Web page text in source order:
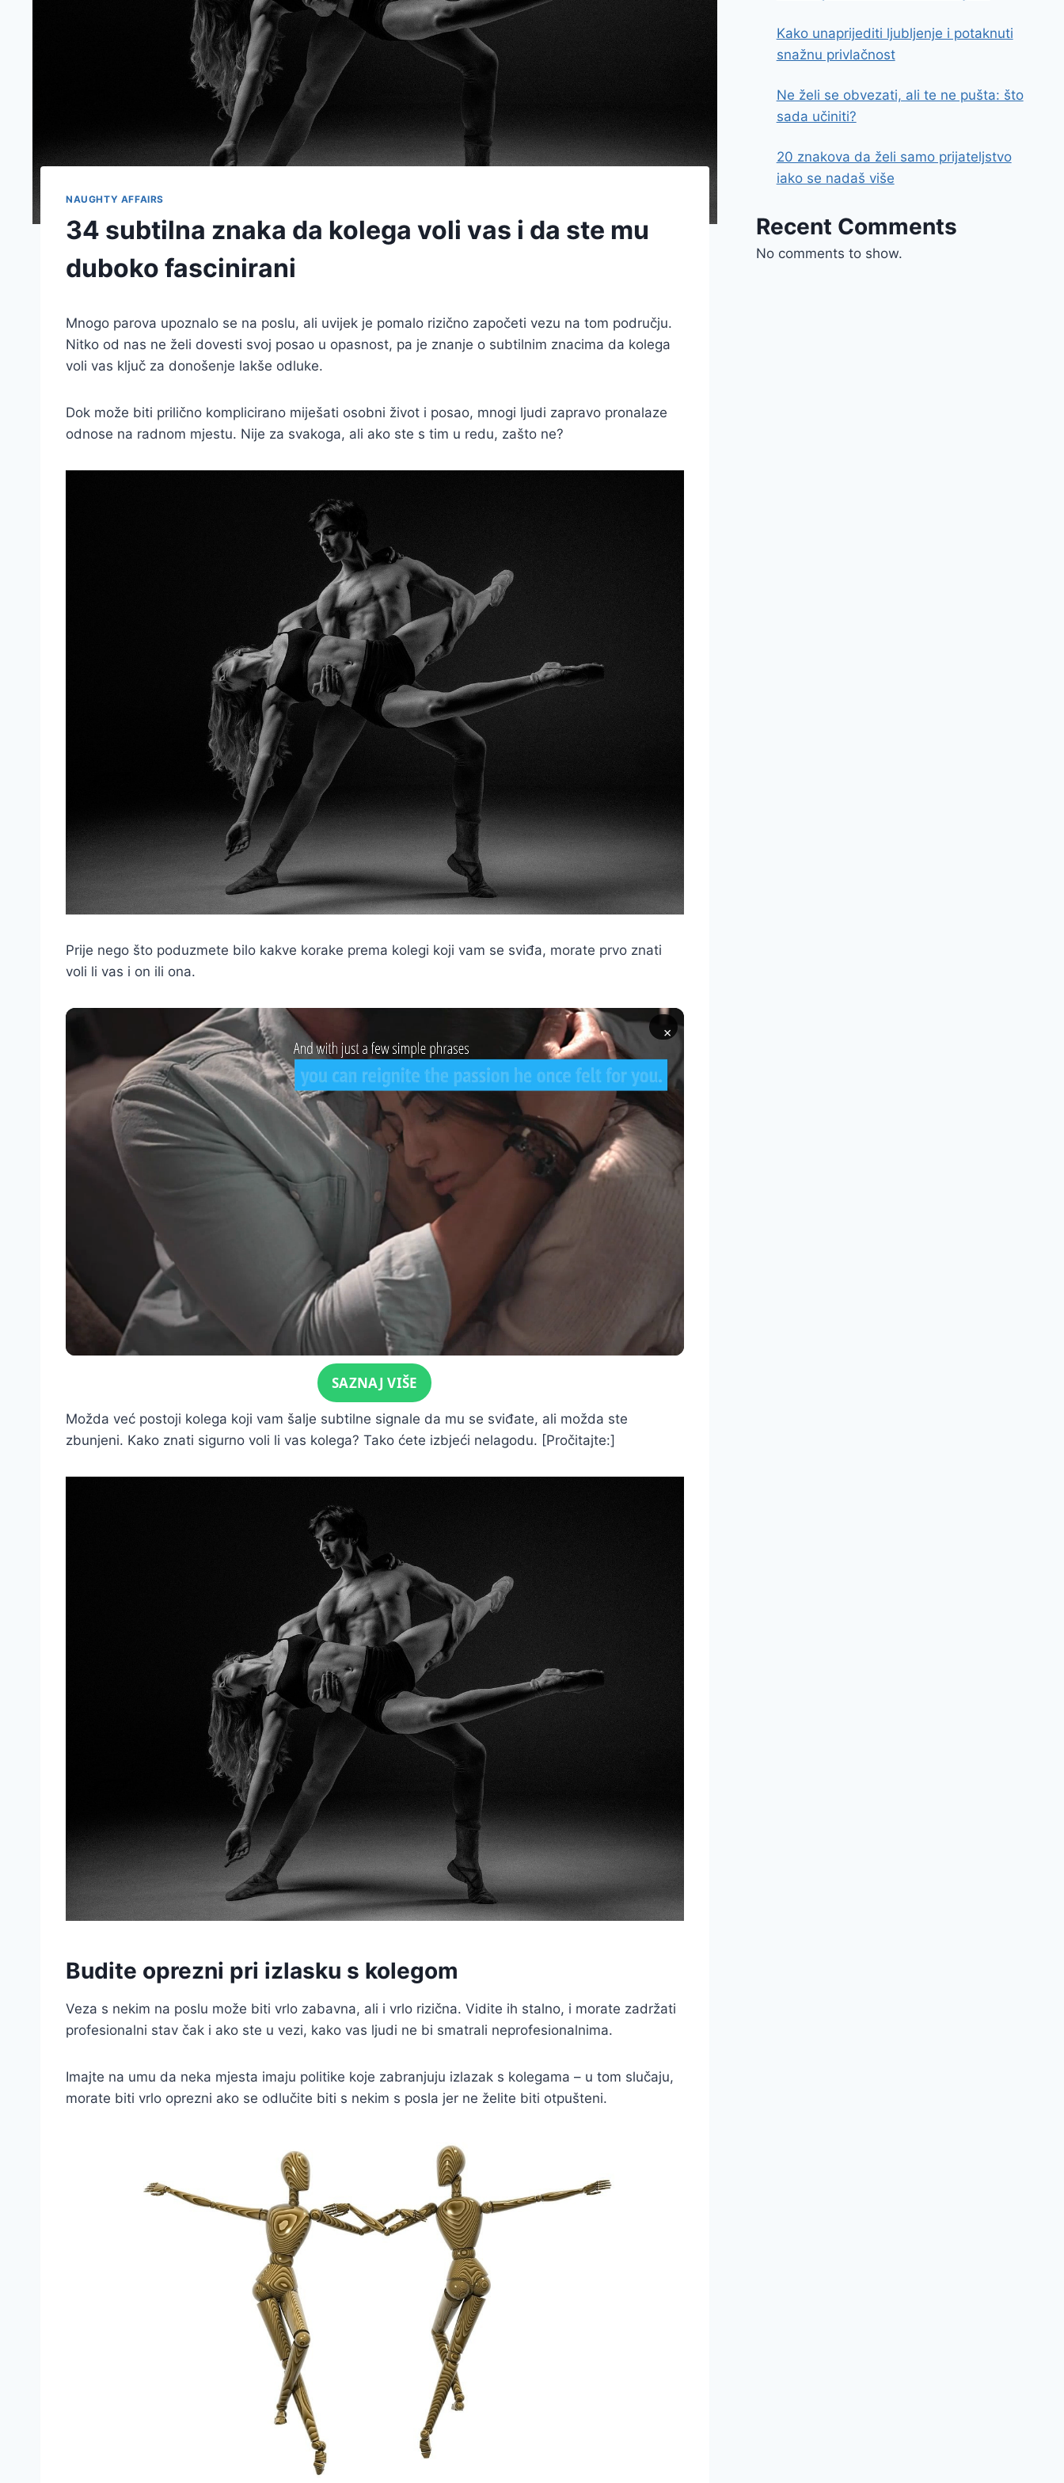
NAUGHTY AFFAIRS
34 subtilna znaka da kolega voli vas i da ste mu
duboko fascinirani
Mnogo parova upoznalo se na poslu, ali uvijek je pomalo rizično započeti vezu na tom području.
Nitko od nas ne želi dovesti svoj posao u opasnost, pa je znanje o subtilnim znacima da kolega
voli vas ključ za donošenje lakše odluke.
Dok može biti prilično komplicirano miješati osobni život i posao, mnogi ljudi zapravo pronalaze
odnose na radnom mjestu. Nije za svakoga, ali ako ste s tim u redu, zašto ne?
Prije nego što poduzmete bilo kakve korake prema kolegi koji vam se sviđa, morate prvo znati
voli li vas i on ili ona.
×
SAZNAJ VIŠE
Možda već postoji kolega koji vam šalje subtilne signale da mu se sviđate, ali možda ste
zbunjeni. Kako znati sigurno voli li vas kolega? Tako ćete izbjeći nelagodu. [Pročitajte:]
Budite oprezni pri izlasku s kolegom
Veza s nekim na poslu može biti vrlo zabavna, ali i vrlo rizična. Vidite ih stalno, i morate zadržati
profesionalni stav čak i ako ste u vezi, kako vas ljudi ne bi smatrali neprofesionalnima.
Imajte na umu da neka mjesta imaju politike koje zabranjuju izlazak s kolegama – u tom slučaju,
morate biti vrlo oprezni ako se odlučite biti s nekim s posla jer ne želite biti otpušteni.
Kako unaprijediti ljubljenje i potaknuti
snažnu privlačnost
Ne želi se obvezati, ali te ne pušta: što
sada učiniti?
20 znakova da želi samo prijateljstvo
iako se nadaš više
Recent Comments
No comments to show.